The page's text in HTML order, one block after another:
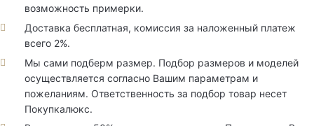
возможность примерки.
Доставка бесплатная, комиссия за наложенный платеж
всего 2%.
Мы сами подберм размер. Подбор размеров и моделей
осуществляется согласно Вашим параметрам и
пожеланиям. Ответственность за подбор товар несет
Покупкалюкс.